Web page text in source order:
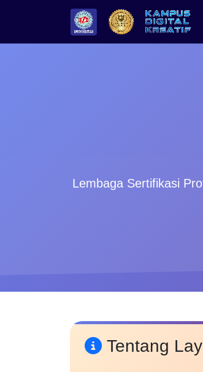
Lembaga Sertifikasi
Tentang